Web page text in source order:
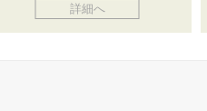
詳細へ